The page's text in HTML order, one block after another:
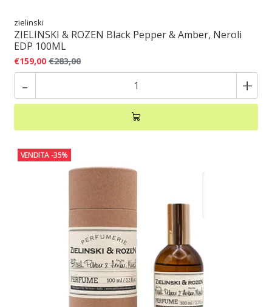
zielinski
ZIELINSKI & ROZEN Black Pepper & Amber, Neroli
EDP 100ML
€159,00 €283,00
- +
VENDITA -35%